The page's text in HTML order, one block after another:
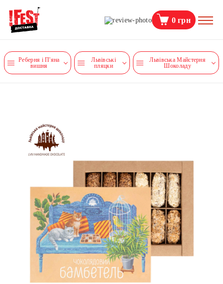
0грн
Реберня і П'яна
вишня
Львівські
пляцки
Львівська Майстерня
Шоколаду